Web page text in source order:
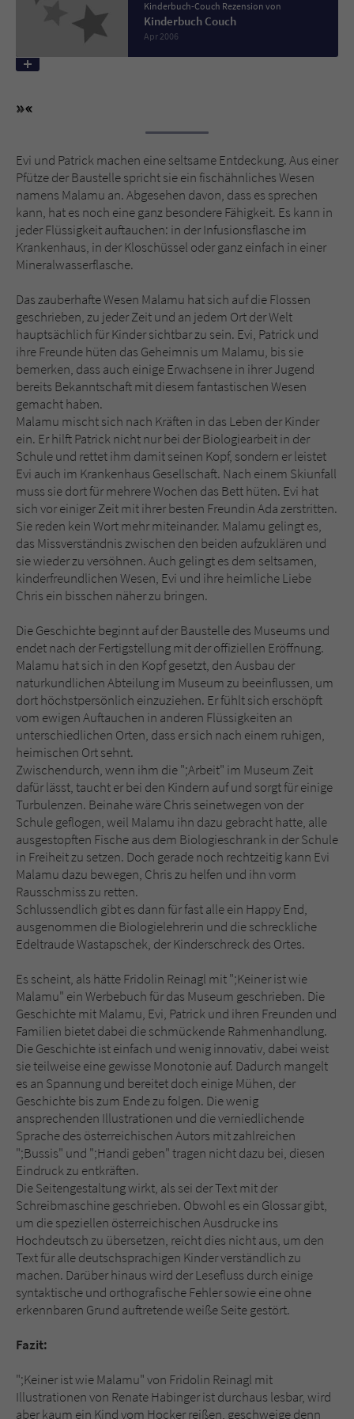
Kinderbuch-Couch Rezension von
Kinderbuch Couch
Apr 2006
Evi und Patrick machen eine seltsame Entdeckung. Aus einer
Pfütze der Baustelle spricht sie ein fischähnliches Wesen
namens Malamu an. Abgesehen davon, dass es sprechen
kann, hat es noch eine ganz besondere Fähigkeit. Es kann in
jeder Flüssigkeit auftauchen: in der Infusionsflasche im
Krankenhaus, in der Kloschüssel oder ganz einfach in einer
Mineralwasserflasche.
Das zauberhafte Wesen Malamu hat sich auf die Flossen
geschrieben, zu jeder Zeit und an jedem Ort der Welt
hauptsächlich für Kinder sichtbar zu sein. Evi, Patrick und
ihre Freunde hüten das Geheimnis um Malamu, bis sie
bemerken, dass auch einige Erwachsene in ihrer Jugend
bereits Bekanntschaft mit diesem fantastischen Wesen
gemacht haben.
Malamu mischt sich nach Kräften in das Leben der Kinder
ein. Er hilft Patrick nicht nur bei der Biologiearbeit in der
Schule und rettet ihm damit seinen Kopf, sondern er leistet
Evi auch im Krankenhaus Gesellschaft. Nach einem Skiunfall
muss sie dort für mehrere Wochen das Bett hüten. Evi hat
sich vor einiger Zeit mit ihrer besten Freundin Ada zerstritten.
Sie reden kein Wort mehr miteinander. Malamu gelingt es,
das Missverständnis zwischen den beiden aufzuklären und
sie wieder zu versöhnen. Auch gelingt es dem seltsamen,
kinderfreundlichen Wesen, Evi und ihre heimliche Liebe
Chris ein bisschen näher zu bringen.
Die Geschichte beginnt auf der Baustelle des Museums und
endet nach der Fertigstellung mit der offiziellen Eröffnung.
Malamu hat sich in den Kopf gesetzt, den Ausbau der
naturkundlichen Abteilung im Museum zu beeinflussen, um
dort höchstpersönlich einzuziehen. Er fühlt sich erschöpft
vom ewigen Auftauchen in anderen Flüssigkeiten an
unterschiedlichen Orten, dass er sich nach einem ruhigen,
heimischen Ort sehnt.
Zwischendurch, wenn ihm die ";Arbeit" im Museum Zeit
dafür lässt, taucht er bei den Kindern auf und sorgt für einige
Turbulenzen. Beinahe wäre Chris seinetwegen von der
Schule geflogen, weil Malamu ihn dazu gebracht hatte, alle
ausgestopften Fische aus dem Biologieschrank in der Schule
in Freiheit zu setzen. Doch gerade noch rechtzeitig kann Evi
Malamu dazu bewegen, Chris zu helfen und ihn vorm
Rausschmiss zu retten.
Schlussendlich gibt es dann für fast alle ein Happy End,
ausgenommen die Biologielehrerin und die schreckliche
Edeltraude Wastapschek, der Kinderschreck des Ortes.
Es scheint, als hätte Fridolin Reinagl mit ";Keiner ist wie
Malamu" ein Werbebuch für das Museum geschrieben. Die
Geschichte mit Malamu, Evi, Patrick und ihren Freunden und
Familien bietet dabei die schmückende Rahmenhandlung.
Die Geschichte ist einfach und wenig innovativ, dabei weist
sie teilweise eine gewisse Monotonie auf. Dadurch mangelt
es an Spannung und bereitet doch einige Mühen, der
Geschichte bis zum Ende zu folgen. Die wenig
ansprechenden Illustrationen und die verniedlichende
Sprache des österreichischen Autors mit zahlreichen
";Bussis" und ";Handi geben" tragen nicht dazu bei, diesen
Eindruck zu entkräften.
Die Seitengestaltung wirkt, als sei der Text mit der
Schreibmaschine geschrieben. Obwohl es ein Glossar gibt,
um die speziellen österreichischen Ausdrucke ins
Hochdeutsch zu übersetzen, reicht dies nicht aus, um den
Text für alle deutschsprachigen Kinder verständlich zu
machen. Darüber hinaus wird der Lesefluss durch einige
syntaktische und orthografische Fehler sowie eine ohne
erkennbaren Grund auftretende weiße Seite gestört.
Fazit:
";Keiner ist wie Malamu" von Fridolin Reinagl mit
Illustrationen von Renate Habinger ist durchaus lesbar, wird
aber kaum ein Kind vom Hocker reißen, geschweige denn
tx_pwcomments_ahash
Anbieter
Name fe_typo_user
Anbieter Literatur-Couch Medien GmbH & Co. KG
Laufzeit Session
Zweck
Dieses Cookie gewährleistet die
Kommunikation der Webseite mit dem
Benutzer. Es wird benötigt um z. B. den
Sicherheitscode des Kontaktformulars zu
überprüfen.